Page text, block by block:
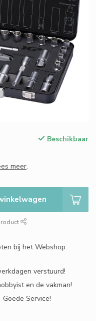
Beschikbaar
meer.
bij het Webshop
verstuurd!
en de vakman!
Service!